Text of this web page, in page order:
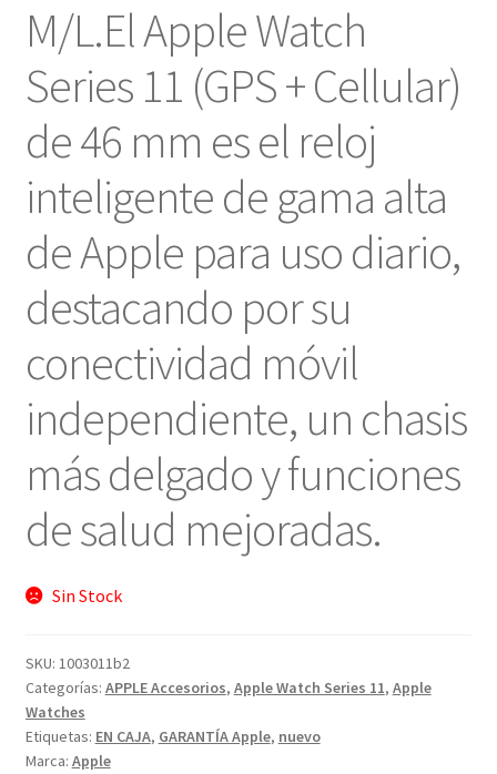
M/L.El Apple Watch
Series 11 (GPS + Cellular)
de 46 mm es el reloj
inteligente de gama alta
de Apple para uso diario,
destacando por su
conectividad móvil
independiente, un chasis
más delgado y funciones
de salud mejoradas.
Sin Stock
SKU: 1003011b2
Categorías: APPLE Accesorios, Apple Watch Series 11, Apple
Watches
Etiquetas: EN CAJA, GARANTÍA Apple, nuevo
Marca: Apple